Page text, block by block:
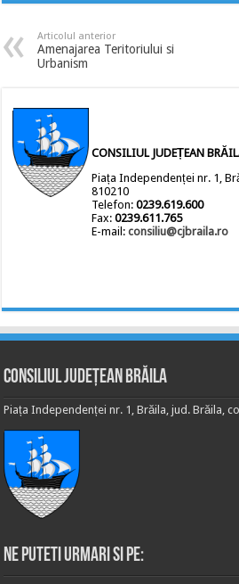
Articolul anterior
Amenajarea Teritoriului si
Urbanism
CONSILIUL JUDEȚEAN
Piața Independenței nr. 1,
810210
Telefon:0239.619.600
Fax:0239.611.765
E-mail:consiliu@cjbraila.ro
Consiliul Județean Brăila
Piața Independenței nr. 1, Brăila, jud. Brăila,
Ne puteti urmari si pe: